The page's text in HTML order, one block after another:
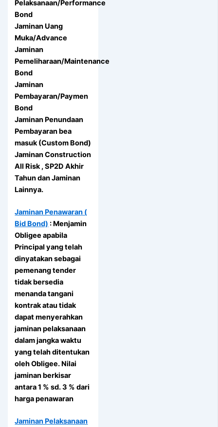
Pelaksanaan/Performance
Bond
Jaminan Uang
Muka/Advance
Jaminan
Pemeliharaan/Maintenance
Bond
Jaminan
Pembayaran/Paymen
Bond
Jaminan Penundaan
Pembayaran bea
masuk (Custom Bond)
Jaminan Construction
All Risk , SP2D Akhir
Tahun dan Jaminan
Lainnya.
Jaminan Penawaran (
Bid Bond) : Menjamin
Obligee apabila
Principal yang telah
dinyatakan sebagai
pemenang tender
tidak bersedia
menanda tangani
kontrak atau tidak
dapat menyerahkan
jaminan pelaksanaan
dalam jangka waktu
yang telah ditentukan
oleh Obligee. Nilai
jaminan berkisar
antara 1 % sd. 3 % dari
harga penawaran
Jaminan Pelaksanaan